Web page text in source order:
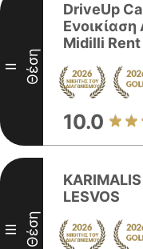
II Θέση
DriveUp
Ενοικίαση
Midilli Rent
10.0
III Θέση
LESVOS